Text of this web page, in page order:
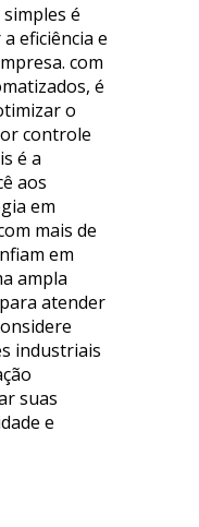
é
eficiência e
com
é
o
controle
é a
aos
em
mais de
em
ampla
atender
industriais
suas
e